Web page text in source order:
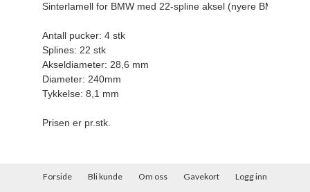
Sinterlamell for BMW med 22-spline aksel (nyere BMW)
Antall pucker: 4 stk
Splines: 22 stk
Akseldiameter: 28,6 mm
Diameter: 240mm
Tykkelse: 8,1 mm
Prisen er pr.stk.
Forside Bli kunde Om oss Gavekort Logg inn